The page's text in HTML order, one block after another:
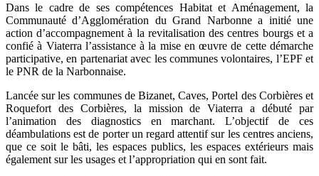
Dans le cadre de ses compétences Habitat et Aménagement, la
Communauté d’Agglomération du Grand Narbonne a initié une
action d’accompagnement à la revitalisation des centres bourgs et a
confié à Viaterra l’assistance à la mise en œuvre de cette démarche
participative, en partenariat avec les communes volontaires, l’EPF et
le PNR de la Narbonnaise.
Lancée sur les communes de Bizanet, Caves, Portel des Corbières et
Roquefort des Corbières, la mission de Viaterra a débuté par
l’animation des diagnostics en marchant. L’objectif de ces
déambulations est de porter un regard attentif sur les centres anciens,
que ce soit le bâti, les espaces publics, les espaces extérieurs mais
également sur les usages et l’appropriation qui en sont fait.